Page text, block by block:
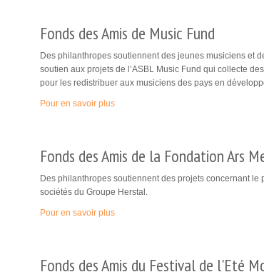
Fonds des Amis de Music Fund
Des philanthropes soutiennent des jeunes musiciens et
soutien aux projets de l’ASBL Music Fund qui collecte
pour les redistribuer aux musiciens des pays en
Pour en savoir plus
Fonds des Amis de la Fondation Ars
Des philanthropes soutiennent des projets concernant le
sociétés du Groupe Herstal.
Pour en savoir plus
Fonds des Amis du Festival de l'Eté